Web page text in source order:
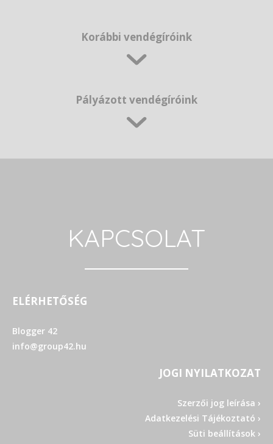
Korábbi vendégíróink
Pályázott vendégíróink
KAPCSOLAT
ELÉRHETŐSÉG
Blogger 42
info@group42.hu
JOGI NYILATKOZAT
Szerzői jog leírása ›
Adatkezelési Tájékoztató ›
Süti beállítások ›